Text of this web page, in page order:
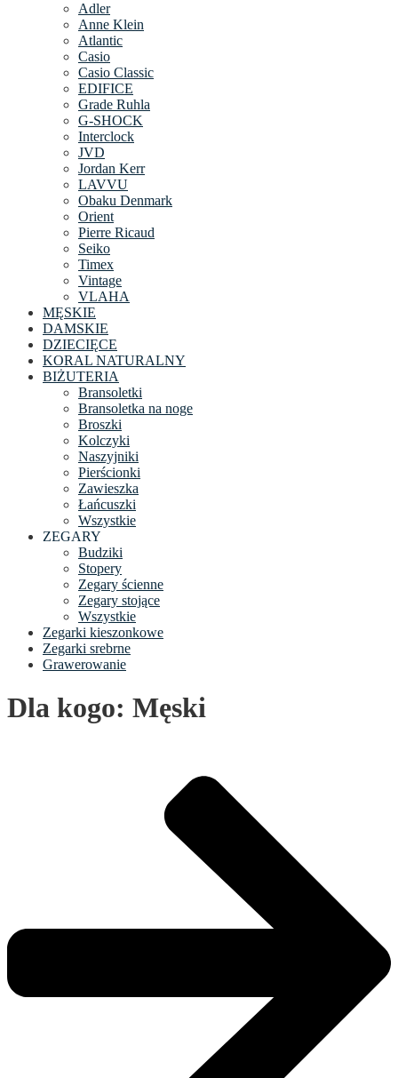
Adler
Anne Klein
Atlantic
Casio
Casio Classic
EDIFICE
Grade Ruhla
G-SHOCK
Interclock
JVD
Jordan Kerr
LAVVU
Obaku Denmark
Orient
Pierre Ricaud
Seiko
Timex
Vintage
VLAHA
MĘSKIE
DAMSKIE
DZIECIĘCE
KORAL NATURALNY
BIŻUTERIA
Bransoletki
Bransoletka na noge
Broszki
Kolczyki
Naszyjniki
Pierścionki
Zawieszka
Łańcuszki
Wszystkie
ZEGARY
Budziki
Stopery
Zegary ścienne
Zegary stojące
Wszystkie
Zegarki kieszonkowe
Zegarki srebrne
Grawerowanie
Dla kogo: Męski